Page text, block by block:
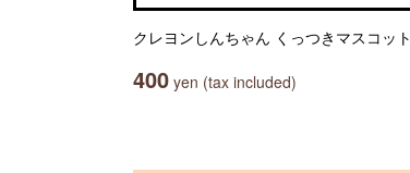
クレヨンしんちゃん くっつきマスコット
400 yen (tax included)